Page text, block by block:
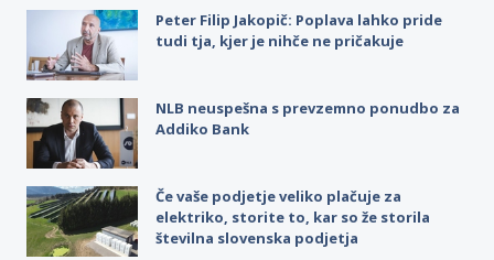
Peter Filip Jakopič: Poplava lahko pride
tudi tja, kjer je nihče ne pričakuje
NLB neuspešna s prevzemno ponudbo za
Addiko Bank
Če vaše podjetje veliko plačuje za
elektriko, storite to, kar so že storila
številna slovenska podjetja